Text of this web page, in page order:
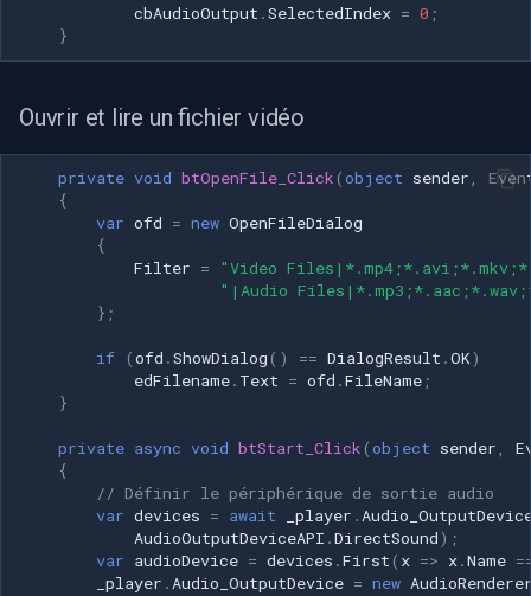
Sanyo
BrickCom
Edimax
Uniview (UNV)
EZVIZ
Wisenet
cbAudioOutput .SelectedIndex = 0 ;
}
Ouvrir et lire un fichier vidéo
private void btOpenFile_Click (object sender ,
{
var ofd = new OpenFileDialog
{
Filter =
"Video
"|Audio
};
if (ofd .ShowDialog () == DialogResult .OK)
edFilename. Text = ofd .FileName ;
}
private async void btStart_Click (object sender ,
{
// Définir le périphérique de sortie audio
var devices = await _player .
AudioOutputDeviceAPI .DirectSound);
var audioDevice = devices .First ( x => x.Name
_player .Audio_OutputDevice = new